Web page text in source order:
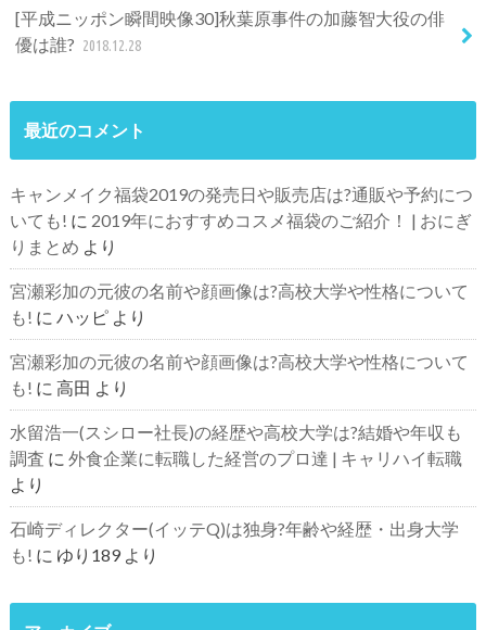
[平成ニッポン瞬間映像30]秋葉原事件の加藤智大役の俳
優は誰? 2018.12.28
最近のコメント
キャンメイク福袋2019の発売日や販売店は?通販や予約につ
いても! に 2019年におすすめコスメ福袋のご紹介！ | おにぎ
りまとめ より
宮瀬彩加の元彼の名前や顔画像は?高校大学や性格について
も! に ハッピより
宮瀬彩加の元彼の名前や顔画像は?高校大学や性格について
も! に 高田 より
水留浩一(スシロー社長)の経歴や高校大学は?結婚や年収も
調査 に 外食企業に転職した経営のプロ達 | キャリハイ転職
より
石崎ディレクター(イッテQ)は独身?年齢や経歴・出身大学
も! に ゆり189より